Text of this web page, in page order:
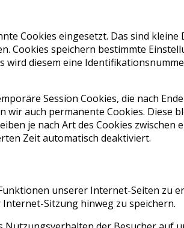
Cookies eingesetzt. Das sind
Cookies speichern bestimmte
diesem eine
Session Cookies, die nach
auch permanente Cookies.
je nach Art des Cookies
Zeit automatisch deaktiviert.
unserer Internet-Seiten zu
Sitzung hinweg zu speichern.